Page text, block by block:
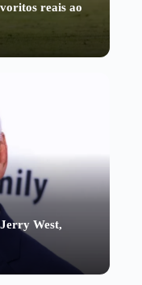
reais ao
West,